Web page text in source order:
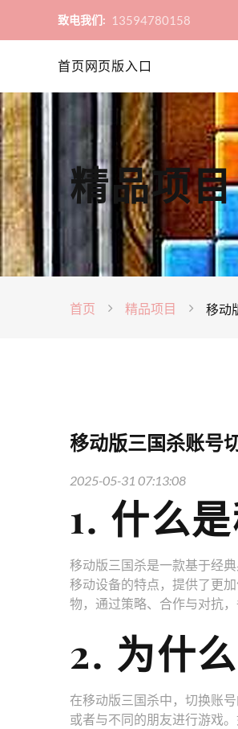
致电我们: 13594780158
首页网页版入口
精品项目
首页 精品项目 移动
移动版三国杀账号
2025-05-31 07:13:08
1. 什么
移动版三国杀是一款基于经
移动设备的特点，提供了更
物，通过策略、合作与对抗，
2. 为什
在移动版三国杀中，切换账
或者与不同的朋友进行游戏